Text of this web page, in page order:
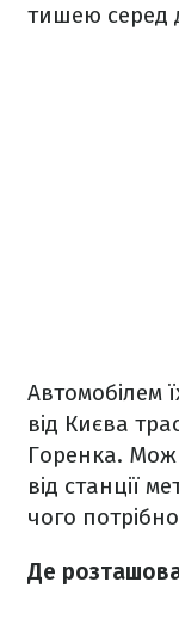
тишею серед
Автомобілем
від Києва
Горенка.
від станції
чого
Де